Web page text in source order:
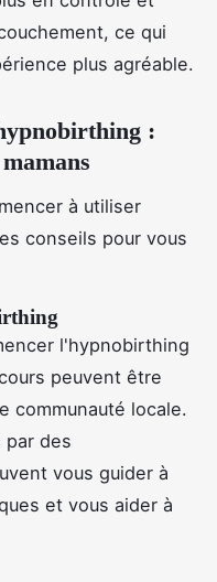
ce qui
plus agréable.
:
à utiliser
conseils pour vous
l'hypnobirthing
peuvent être
communauté locale.
par des
vous guider à
et vous aider à